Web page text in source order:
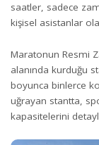
saatler, sadece
kişisel asistanlar
Maratonun Resmi
alanında kurduğu
boyunca binlerce
uğrayan stantta,
kapasitelerini